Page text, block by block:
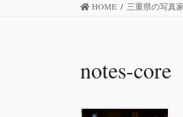
HOME 三重県の写真
notes-core